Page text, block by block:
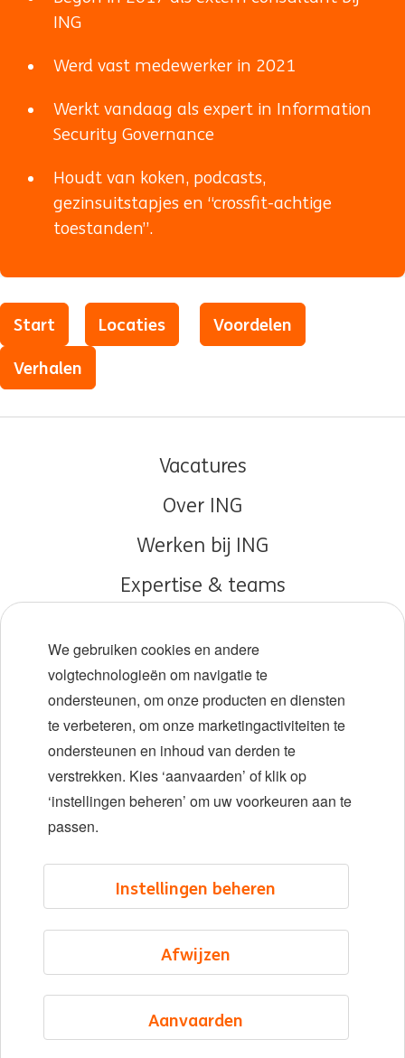
ING
Werd vast medewerker in 2021
Werkt vandaag als expert in Information
Security Governance
Houdt van koken, podcasts,
gezinsuitstapjes en “crossfit-achtige
toestanden”.
Start Locaties
Voordelen
Verhalen
Vacatures
Over ING
Werken bij ING
Expertise & teams
Diversiteit en inclusie
Locaties
Evenementen
©2026 ING
Privacyverklaring
Cookie management
We gebruiken cookies en andere
volgtechnologieën om navigatie te
ondersteunen, om onze producten en diensten
te verbeteren, om onze marketingactiviteiten te
ondersteunen en inhoud van derden te
verstrekken. Kies ‘aanvaarden’ of klik op
‘instellingen beheren’ om uw voorkeuren aan te
passen.
Aanvaarden
Afwijzen
Instellingen beheren